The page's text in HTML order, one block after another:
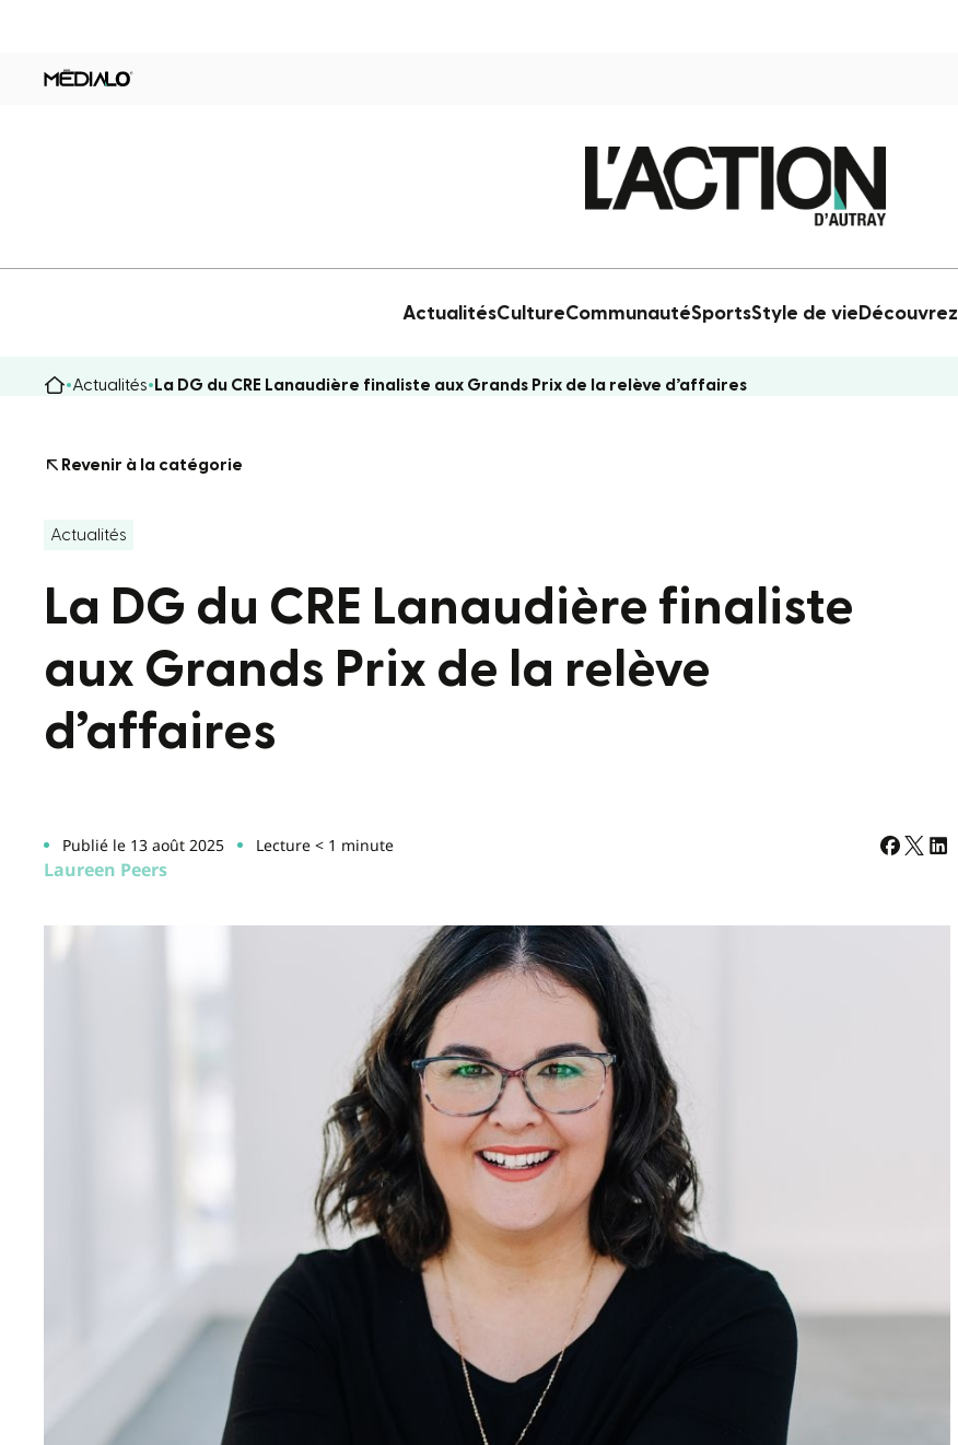
ActualitésCultureCommunautéSportsStyle de vie Découvrez
Actualités La DG du CRE Lanaudière finaliste aux Grands Prix de la relève d’affaires
Revenir à la catégorie
Actualités
La DG du CRE Lanaudière finaliste
aux Grands Prix de la relève
d’affaires
Publié le 13 août 2025 Lecture < 1 minute
Laureen Peers